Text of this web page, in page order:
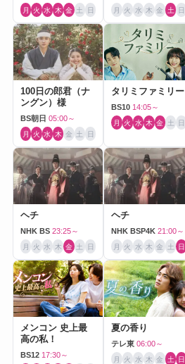
月 火 水 木 金 土 日 月 火 水 木 金 土 日
100日の郎君（ナ
ングン）様
BS朝日 05:00～
月 火 水 木 金 土 日
タリミファミリー
BS10 14:05～
月 火 水 木 金 土 日
ヘチ
NHK BS 23:25～
月 火 水 木 金 土 日
ヘチ
NHK BSP4K 21:00～
月 火 水 木 金 土 日
メンコン 史上最
高の私！
BS12 17:30～
夏の香り
テレ東 06:00～
月 火 水 木 金 土 日